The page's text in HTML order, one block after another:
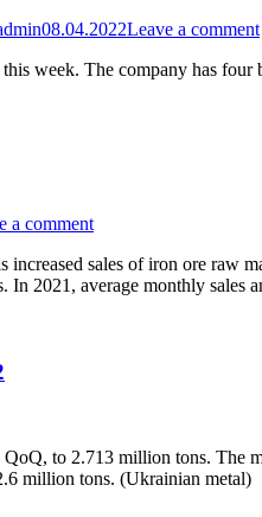
08.04.2022Leave a comment
week. The company has
a comment
sales of iron ore raw
2021, average monthly sales
to 2.713 million tons.
million tons. (Ukrainian metal)